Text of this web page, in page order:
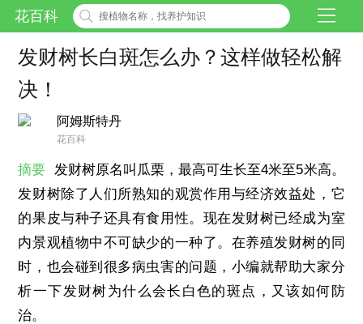
花百科
发财树长白斑怎么办？这样做轻松解
决！
阿姆斯特丹
花百科
摘要 发财树原名叫瓜栗，最高可生长至4米至5米高。
发财树除了人们所熟知的观赏作用与经济效益处，它
的果皮与种子还具有食用性。现在发财树已经成为室
内景观植物中不可缺少的一种了。在养殖发财树的同
时，也会碰到很多病虫害的问题，小编就帮助大家分
析一下发财树为什么会长白色的斑点，又该如何防
治。